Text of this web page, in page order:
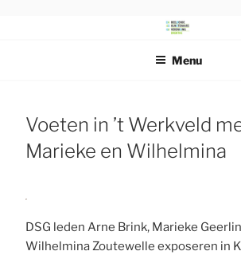
Beeldende Kunstenaars Vereniging Drenthe
Menu
Voeten in ’t Werkveld
Marieke en Wilhelmina
DSG leden Arne Brink, Marieke
Wilhelmina Zoutewelle exposeren in